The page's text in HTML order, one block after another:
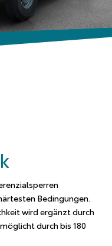
Bedingungen.
wird ergänzt durch
durch bis 180